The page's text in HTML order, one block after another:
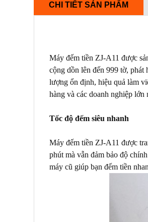
CHI TIẾT SẢN PHẨM
Máy đếm tiền ZJ-A11 được
cộng dồn lên đến 999 tờ,
lượng ổn định, hiệu quả làm
hàng và các doanh nghiệp lớn
Tốc độ đếm siêu nhanh
Máy đếm tiền ZJ-A11 được
phút mà vẫn đảm bảo độ
máy cũ giúp bạn đếm tiền